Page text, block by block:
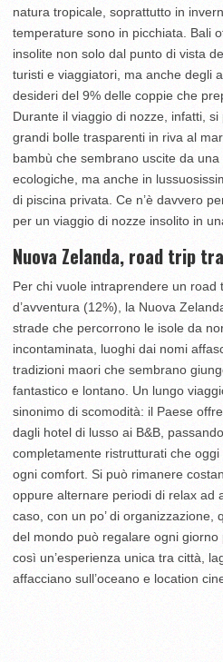
natura tropicale, soprattutto in
temperature sono in picchiata. Bali
insolite non solo dal punto di vista
turisti e viaggiatori, ma anche degli
desideri del 9% delle coppie che
Durante il viaggio di nozze, infatti, si
grandi bolle trasparenti in riva al
bambù che sembrano uscite da
ecologiche, ma anche in
di piscina privata. Ce n’è davvero
per un viaggio di nozze insolito in
Nuova Zelanda, road trip
Per chi vuole intraprendere un
d’avventura (12%), la Nuova
strade che percorrono le isole da
incontaminata, luoghi dai nomi
tradizioni maori che sembrano
fantastico e lontano. Un lungo
sinonimo di scomodità: il Paese
dagli hotel di lusso ai B&B,
completamente ristrutturati che
ogni comfort. Si può rimanere
oppure alternare periodi di relax ad
caso, con un po’ di organizzazione,
del mondo può regalare ogni
così un’esperienza unica tra città,
affacciano sull’oceano e location